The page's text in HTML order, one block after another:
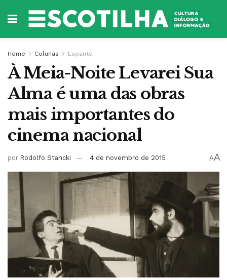
Home Colunas Espanto
À Meia-Noite Levarei Sua
Alma é uma das obras
mais importantes do
cinema nacional
por Rodolfo Stancki 4 de novembro de 2015 AA